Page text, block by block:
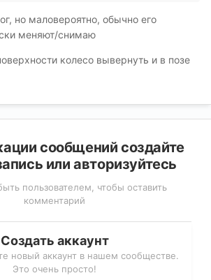
но маловероятно, обычно его
меняют/снимаю
колесо вывернуть и в позе
сообщений создайте
или авторизуйтесь
пользователем, чтобы оставить
комментарий
Создать аккаунт
новый аккаунт в нашем сообществе.
Это очень просто!